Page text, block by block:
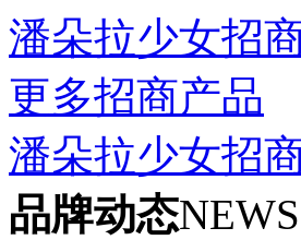
潘朵拉少女招
更多招商产品
潘朵拉少女招
品牌动态NEWS